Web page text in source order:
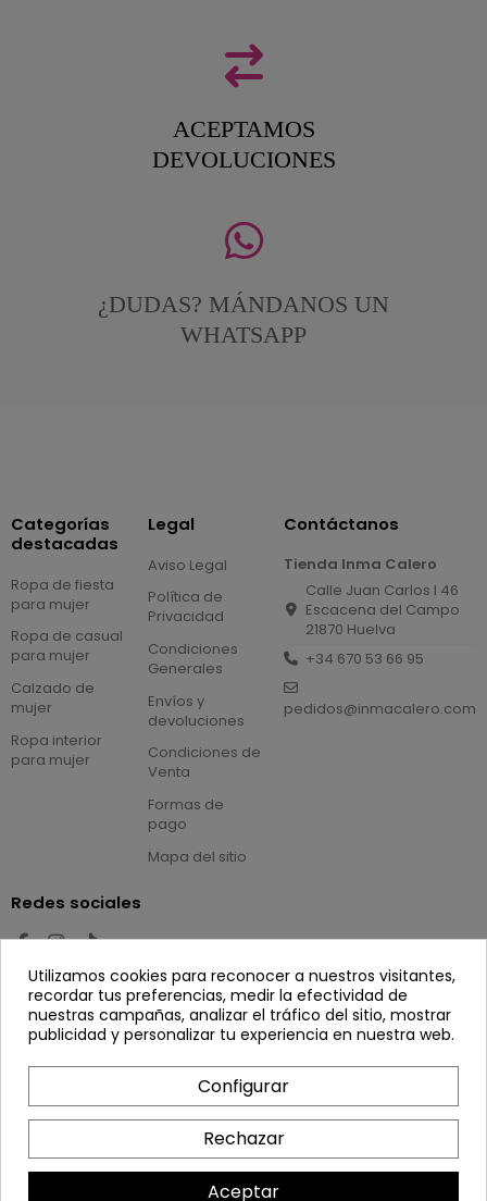
ACEPTAMOS
DEVOLUCIONES
¿DUDAS? MÁNDANOS UN
WHATSAPP
Categorías
destacadas
Ropa de fiesta
para mujer
Ropa de casual
para mujer
Calzado de
mujer
Ropa interior
para mujer
Legal
Aviso Legal
Política de
Privacidad
Condiciones
Generales
Envíos y
devoluciones
Condiciones de
Venta
Formas de
pago
Mapa del sitio
Contáctanos
Tienda Inma Calero
Calle Juan Carlos I 46
Escacena del Campo
21870 Huelva
+34 670 53 66 95
pedidos@inmacalero.com
Redes sociales
Newsletter
Puede darse de baja en cualquier momento.
Para ello, consulte nuestra información de
Utilizamos cookies para reconocer a nuestros visitantes,
recordar tus preferencias, medir la efectividad de
nuestras campañas, analizar el tráfico del sitio, mostrar
publicidad y personalizar tu experiencia en nuestra web.
Configurar
Rechazar
Aceptar